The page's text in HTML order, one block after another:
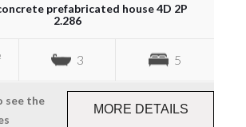
prefabricated house 4D 2P
2.286
3 5
see the
MORE DETAILS